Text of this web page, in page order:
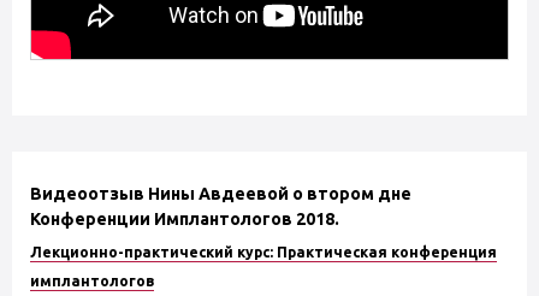
Видеоотзыв Нины Авдеевой о втором дне
Конференции Имплантологов 2018.
Лекционно-практический курс: Практическая конференция
имплантологов